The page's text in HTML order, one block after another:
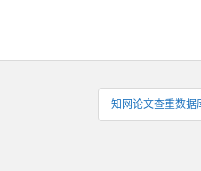
知网论文查重数据